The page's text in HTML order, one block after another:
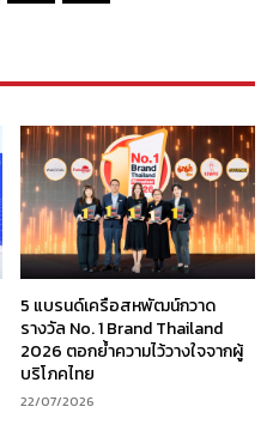
5 แบรนด์เครือสหพัฒน์กวาด
รางวัล No. 1 Brand Thailand
2026 ตอกย้ำความไว้วางใจจากผู้
บริโภคไทย
22/07/2026